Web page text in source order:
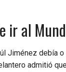
ir al
Jiménez debía
admitió